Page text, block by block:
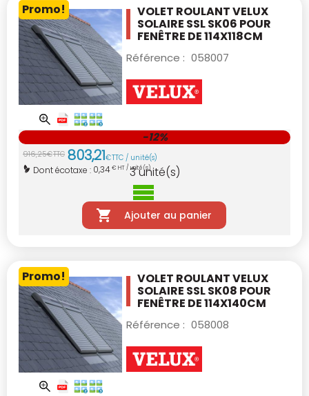
Promo! VOLET ROULANT VELUX
SOLAIRE SSL SK06 POUR
FENÊTRE DE 114X118CM
Référence : 058007
916,25€TTC 803,21€TTC / unité(s)
Dont écotaxe : 0,34€ HT / unité(s)
-12%
3unité(s)
Ajouter au panier
Promo! VOLET ROULANT VELUX
SOLAIRE SSL SK08 POUR
FENÊTRE DE 114X140CM
Référence : 058008